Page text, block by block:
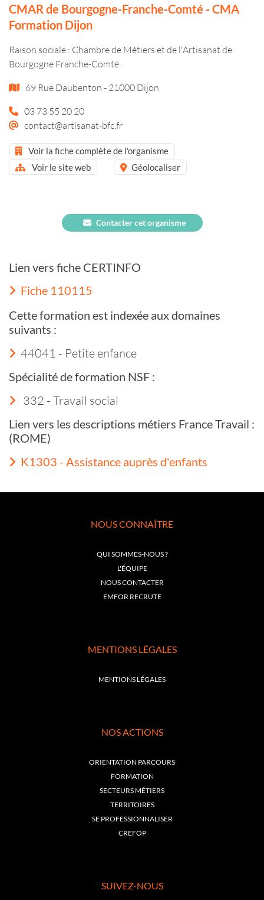
CMAR de Bourgogne-Franche-Comté - CMA
Formation Dijon
Raison sociale : Chambre de Métiers et de l'Artisanat de
Bourgogne Franche-Comté
69 Rue Daubenton - 21000 Dijon
03 73 55 20 20
contact@artisanat-bfc.fr
Voir la fiche complète de l'organisme
Voir le site web
Géolocaliser
Contacter cet organisme
Lien vers fiche CERTINFO
Fiche 110115
Cette formation est indexée aux domaines
suivants :
44041 - Petite enfance
Spécialité de formation NSF :
332 - Travail social
Lien vers les descriptions métiers France Travail :
(ROME)
K1303 - Assistance auprès d'enfants
NOUS CONNAÎTRE
QUI SOMMES-NOUS ?
L'ÉQUIPE
NOUS CONTACTER
EMFOR RECRUTE
MENTIONS LÉGALES
MENTIONS LÉGALES
NOS ACTIONS
ORIENTATION PARCOURS
FORMATION
SECTEURS MÉTIERS
TERRITOIRES
SE PROFESSIONNALISER
CREFOP
SUIVEZ-NOUS